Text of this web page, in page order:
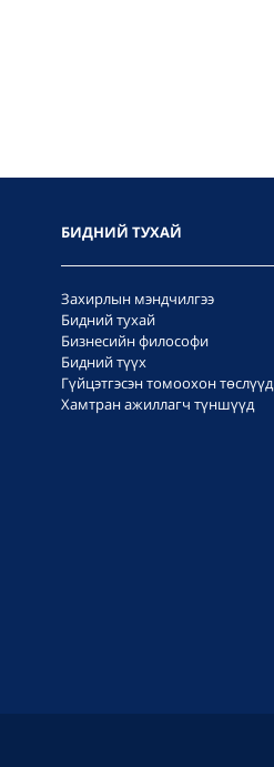
БИДНИЙ ТУХАЙ
Захирлын мэндчилгээ
Бидний тухай
Бизнесийн философи
Бидний түүх
Гүйцэтгэсэн томоохон төслүүд
Хамтран ажиллагч түншүүд